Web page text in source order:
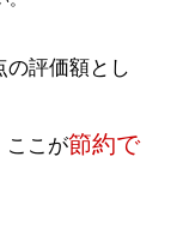
の評価額とし
ここが節約で